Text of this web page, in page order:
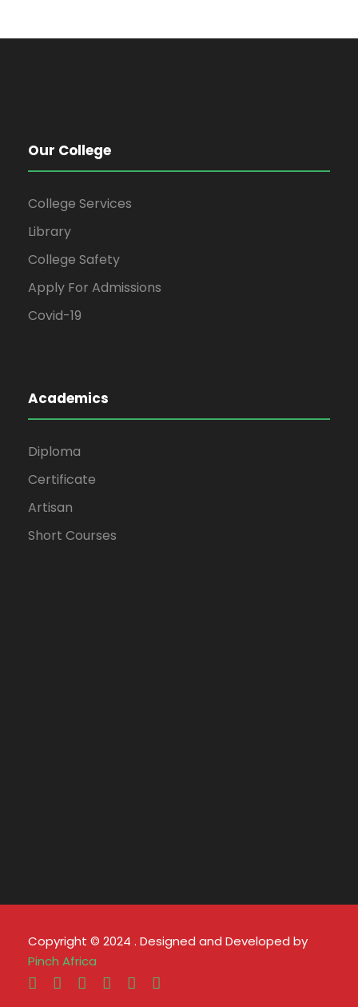
Our College
College Services
Library
College Safety
Apply For Admissions
Covid-19
Academics
Diploma
Certificate
Artisan
Short Courses
Copyright © 2024 . Designed and Developed by
Pinch Africa